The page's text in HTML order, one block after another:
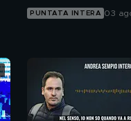
PUNTATA INTERA 03